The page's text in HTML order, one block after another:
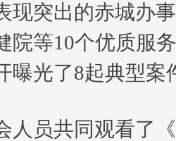
现突出的赤城办
院等10个优质服
曝光了8起典型案
员共同观看了《